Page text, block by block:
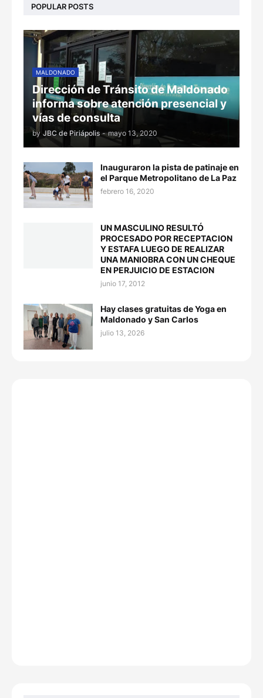
POPULAR POSTS
MALDONADO
Dirección de Tránsito de Maldonado
informa sobre atención presencial y
vías de consulta
by JBC de Piriápolis - mayo 13, 2020
Inauguraron la pista de patinaje en
el Parque Metropolitano de La Paz
febrero 16, 2020
UN MASCULINO RESULTÓ
PROCESADO POR RECEPTACION
Y ESTAFA LUEGO DE REALIZAR
UNA MANIOBRA CON UN CHEQUE
EN PERJUICIO DE ESTACION
junio 17, 2012
Hay clases gratuitas de Yoga en
Maldonado y San Carlos
julio 13, 2026